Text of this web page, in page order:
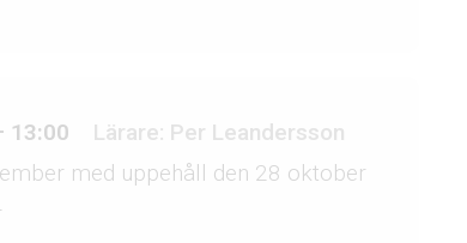
13:00
Lärare: Per Leandersson
med uppehåll den 28 oktober